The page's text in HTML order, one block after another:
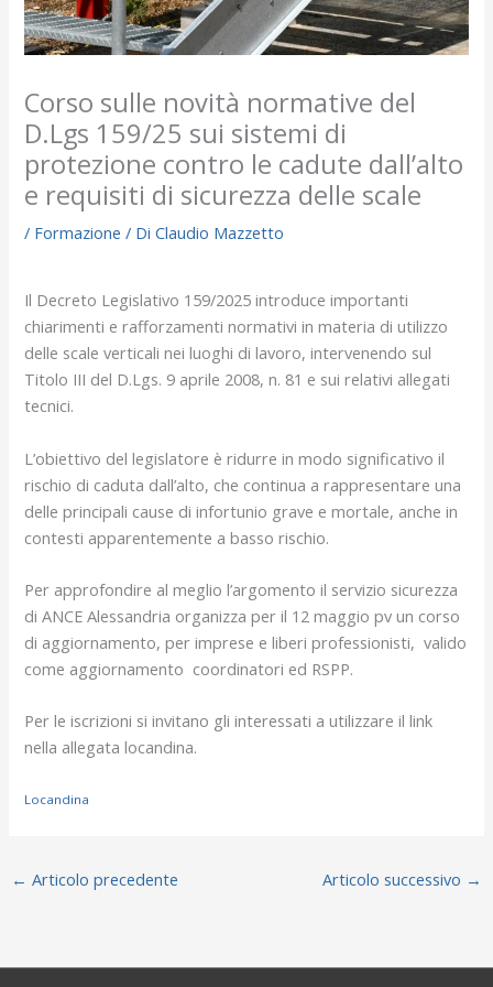
Corso sulle novità normative del
D.Lgs 159/25 sui sistemi di
protezione contro le cadute dall’alto
e requisiti di sicurezza delle scale
/ Formazione / DiClaudio Mazzetto
Il Decreto Legislativo 159/2025 introduce importanti
chiarimenti e rafforzamenti normativi in materia di utilizzo
delle scale verticali nei luoghi di lavoro, intervenendo sul
Titolo III del D.Lgs. 9 aprile 2008, n. 81 e sui relativi allegati
tecnici.
L’obiettivo del legislatore è ridurre in modo significativo il
rischio di caduta dall’alto, che continua a rappresentare una
delle principali cause di infortunio grave e mortale, anche in
contesti apparentemente a basso rischio.
Per approfondire al meglio l’argomento il servizio sicurezza
di ANCE Alessandria organizza per il 12 maggio pv un corso
di aggiornamento, per imprese e liberi professionisti, valido
come aggiornamento coordinatori ed RSPP.
Per le iscrizioni si invitano gli interessati a utilizzare il link
nella allegata locandina.
Locandina
← Articolo precedente Articolo successivo →